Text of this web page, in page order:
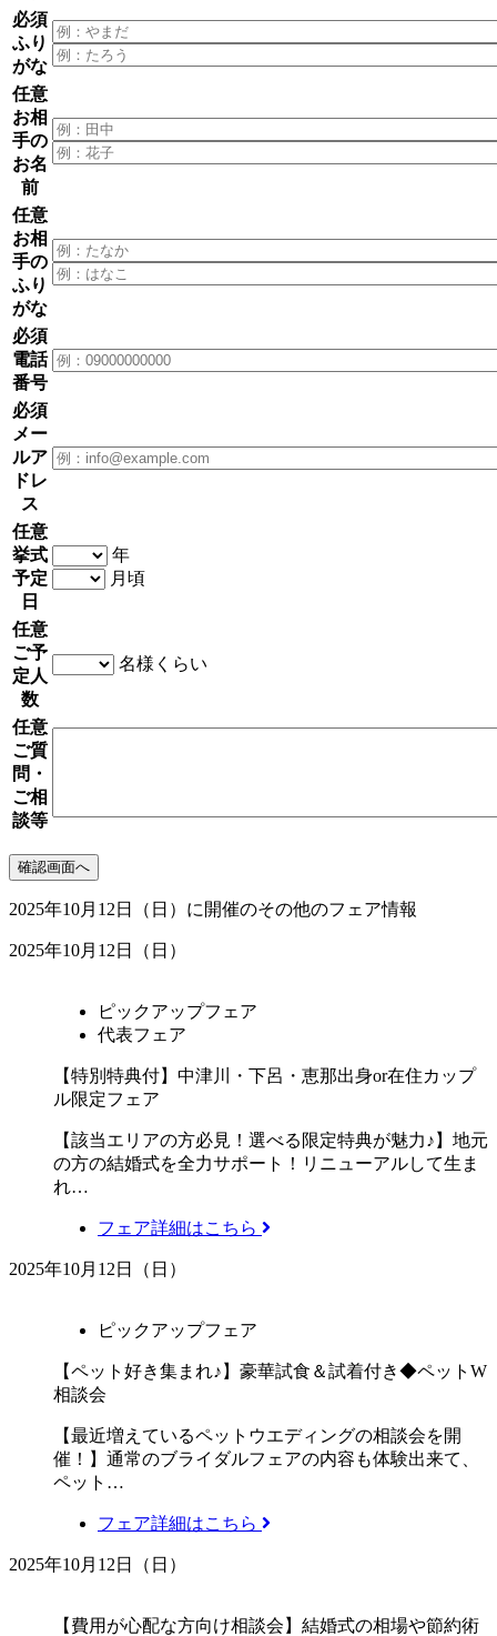
必須
ふり
がな
任意
お相
手の
お名
前
任意
お相
手の
ふり
がな
必須
電話
番号
必須
メー
ルア
ドレ
ス
任意
挙式
予定
日
年
月頃
任意
ご予
定人
数
名様くらい
任意
ご質
問・
ご相
談等
2025年10月12日（日）に開催のその他のフェア情報
2025年10月12日（日）
ピックアップフェア
代表フェア
【特別特典付】中津川・下呂・恵那出身or在住カップ
ル限定フェア
【該当エリアの方必見！選べる限定特典が魅力♪】地元
の方の結婚式を全力サポート！リニューアルして生ま
れ…
フェア詳細はこちら
2025年10月12日（日）
ピックアップフェア
【ペット好き集まれ♪】豪華試食＆試着付き◆ペットW
相談会
【最近増えているペットウエディングの相談会を開
催！】通常のブライダルフェアの内容も体験出来て、
ペット…
フェア詳細はこちら
2025年10月12日（日）
【費用が心配な方向け相談会】結婚式の相場や節約術